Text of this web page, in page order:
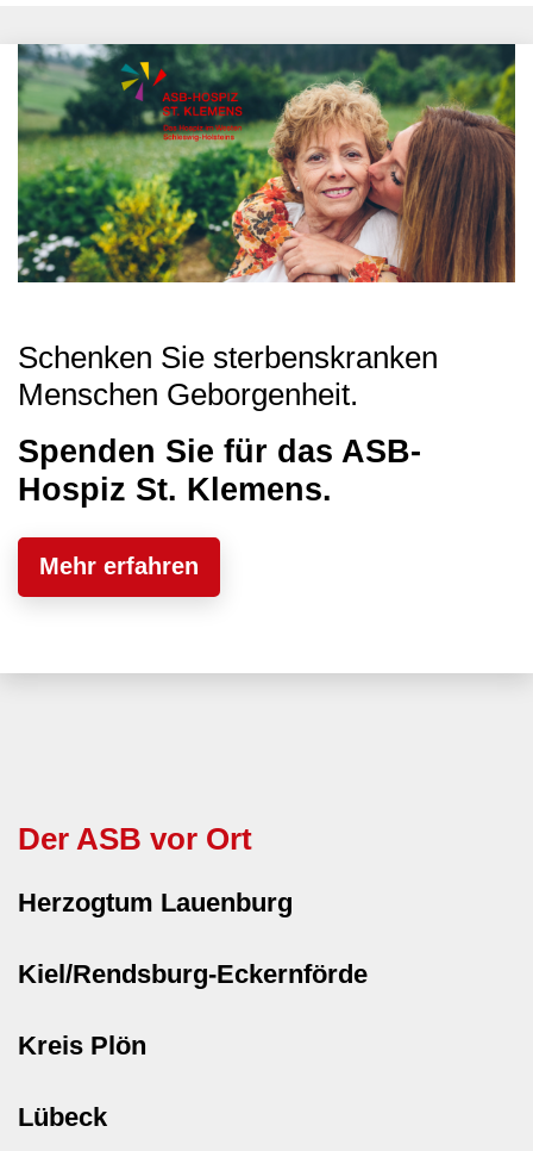
Schenken Sie sterbenskranken
Menschen Geborgenheit.
Spenden Sie für das ASB-
Hospiz St. Klemens.
Mehr erfahren
Der ASB vor Ort
Herzogtum Lauenburg
Kiel/Rendsburg-Eckernförde
Kreis Plön
Lübeck